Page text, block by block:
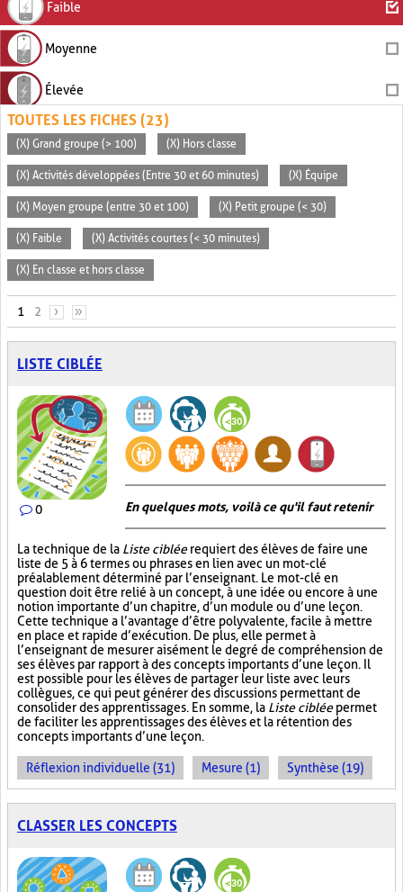
Faible
Moyenne
Élevée
TOUTES LES FICHES (23)
(X) Grand groupe (> 100) (X) Hors classe
(X) Activités développées (Entre 30 et 60 minutes) (X) Équipe
(X) Moyen groupe (entre 30 et 100) (X) Petit groupe (< 30)
(X) Faible (X) Activités courtes (< 30 minutes)
(X) En classe et hors classe
PAGES
1 2 › »
LISTE CIBLÉE
0 En quelques mots, voilà ce qu'il faut retenir
La technique de la Liste cibléerequiert des élèves de faire une
liste de 5 à 6 termes ou phrases en lien avec un mot-clé
préalablement déterminé par l’enseignant. Le mot-clé en
question doit être relié à un concept, à une idée ou encore à une
notion importante d’un chapitre, d’un module ou d’une leçon.
Cette technique a l’avantage d’être polyvalente, facile à mettre
en place et rapide d’exécution. De plus, elle permet à
l’enseignant de mesurer aisément le degré de compréhension de
ses élèves par rapport à des concepts importants d’une leçon. Il
est possible pour les élèves de partager leur liste avec leurs
collègues, ce qui peut générer des discussions permettant de
consolider des apprentissages. En somme, la Liste cibléepermet
de faciliter les apprentissages des élèves et la rétention des
concepts importants d’une leçon.
Réflexion individuelle (31) Mesure (1) Synthèse (19)
CLASSER LES CONCEPTS